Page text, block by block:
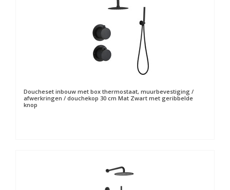
Doucheset inbouw met box thermostaat, muurbevestiging /
afwerkringen / douchekop 30 cm Mat Zwart met geribbelde
knop